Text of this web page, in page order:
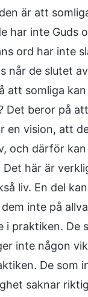
är att
har inte Guds
ord har inte
når de slutet
att somliga
Det beror på
en vision, att
och därför
här är
liv. En del
inte på
i praktiken. De
inte någon
De som
saknar